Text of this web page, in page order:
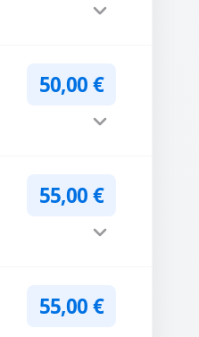
50,00€
55,00€
55,00€